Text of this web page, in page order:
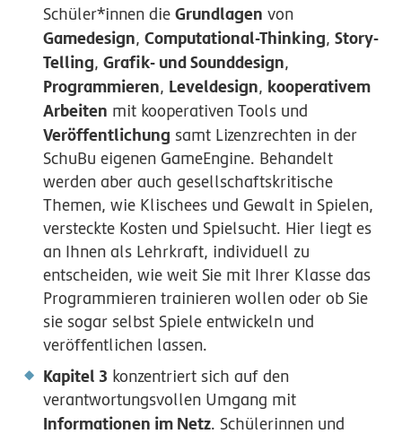
Schüler*innen die Grundlagen von
Gamedesign, Computational-Thinking, Story-
Telling, Grafik- und Sounddesign,
Programmieren, Leveldesign, kooperativem
Arbeiten mit kooperativen Tools und
Veröffentlichung samt Lizenzrechten in der
SchuBu eigenen GameEngine. Behandelt
werden aber auch gesellschaftskritische
Themen, wie Klischees und Gewalt in Spielen,
versteckte Kosten und Spielsucht. Hier liegt es
an Ihnen als Lehrkraft, individuell zu
entscheiden, wie weit Sie mit Ihrer Klasse das
Programmieren trainieren wollen oder ob Sie
sie sogar selbst Spiele entwickeln und
veröffentlichen lassen.
Kapitel 3 konzentriert sich auf den
verantwortungsvollen Umgang mit
Informationen im Netz. Schülerinnen und